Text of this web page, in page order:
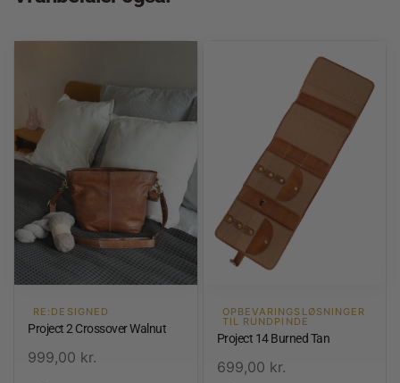
RE:DESIGNED
Project 2 Crossover Walnut
999,00 kr.
OPBEVARINGSLØSNINGER
TIL RUNDPINDE
Project 14 Burned Tan
699,00 kr.